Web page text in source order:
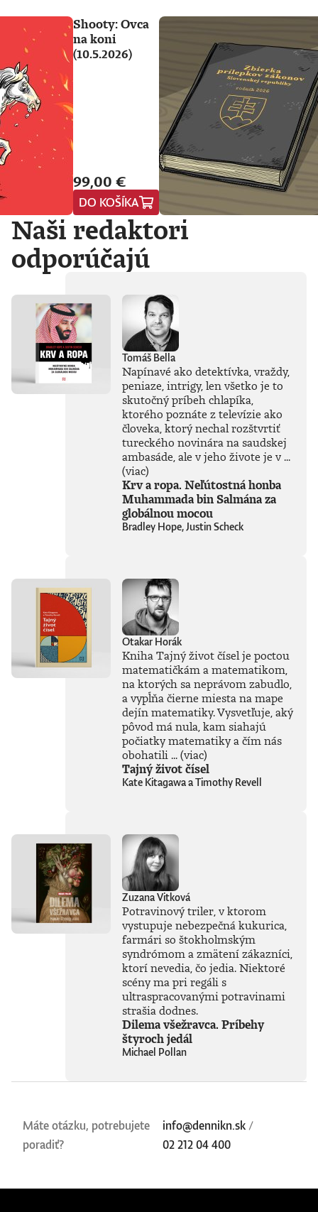
Shooty: Ovca
na koni
(10.5.2026)
99,00 €
DO KOŠÍKA
Naši redaktori
odporúčajú
Tomáš Bella
Napínavé ako detektívka, vraždy,
peniaze, intrigy, len všetko je to
skutočný príbeh chlapíka,
ktorého poznáte z televízie ako
človeka, ktorý nechal rozštvrtiť
tureckého novinára na saudskej
ambasáde, ale v jeho živote je v ...
(viac)
Krv a ropa. Neľútostná honba
Muhammada bin Salmána za
globálnou mocou
Bradley Hope, Justin Scheck
Otakar Horák
Kniha Tajný život čísel je poctou
matematičkám a matematikom,
na ktorých sa neprávom zabudlo,
a vypĺňa čierne miesta na mape
dejín matematiky. Vysvetľuje, aký
pôvod má nula, kam siahajú
počiatky matematiky a čím nás
obohatili ...(viac)
Tajný život čísel
Kate Kitagawa a Timothy Revell
Zuzana Vitková
Potravinový triler, v ktorom
vystupuje nebezpečná kukurica,
farmári so štokholmským
syndrómom a zmätení zákazníci,
ktorí nevedia, čo jedia. Niektoré
scény ma pri regáli s
ultraspracovanými potravinami
strašia dodnes.
Dilema všežravca. Príbehy
štyroch jedál
Michael Pollan
Máte otázku, potrebujete
poradiť?
info@dennikn.sk /
02 212 04 400